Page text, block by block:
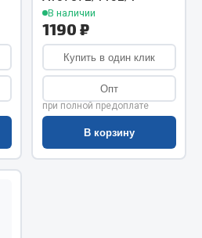
клавишные
В наличии
1190 ₽
Купить в один клик
Опт
при полной предоплате
В корзину